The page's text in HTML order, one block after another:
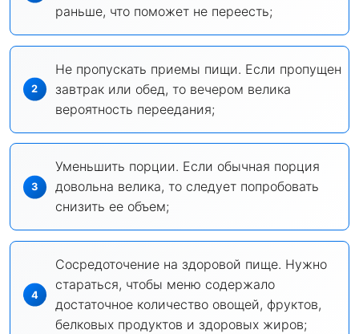
раньше, что поможет не переесть;
Не пропускать приемы пищи. Если пропущен
завтрак или обед, то вечером велика
вероятность переедания;
Уменьшить порции. Если обычная порция
довольна велика, то следует попробовать
снизить ее объем;
Сосредоточение на здоровой пище. Нужно
стараться, чтобы меню содержало
достаточное количество овощей, фруктов,
белковых продуктов и здоровых жиров;